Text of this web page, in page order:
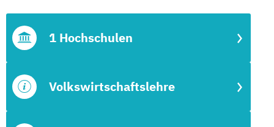
Volkswirtschaftslehre
1 Hochschulen